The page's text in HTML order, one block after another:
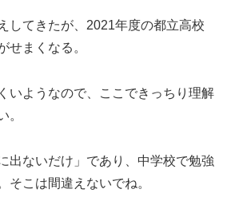
してきたが、2021年度の都立高校
せまくなる。
いようなので、ここできっちり理解
。
出ないだけ」であり、中学校で勉強
そこは間違えないでね。